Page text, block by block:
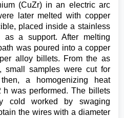
(CuZr) in an electric arc
later melted with copper
placed inside a stainless
a support. After melting
was poured into a copper
alloy billets. From the as
small samples were cut for
a homogenizing heat
h was performed. The billets
cold worked by swaging
the wires with a diameter